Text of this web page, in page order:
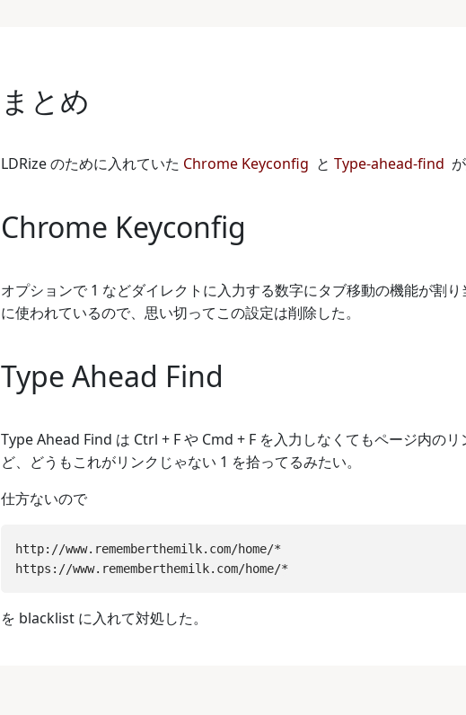
まとめ
LDRize のために入れていた Chrome Keyconfig と Type-ahead-find
Chrome Keyconfig
オプションで 1 などダイレクトに入力する数字にタブ移動の機能が割
に使われているので、思い切ってこの設定は削除した。
Type Ahead Find
Type Ahead Find は Ctrl + F や Cmd + F を入力しなくてもページ内の
ど、どうもこれがリンクじゃない 1 を拾ってるみたい。
仕方ないので
http://www.rememberthemilk.com/home/*
を blacklist に入れて対処した。